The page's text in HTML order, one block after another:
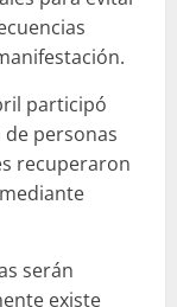
participó
personas
recuperaron
serán
existe